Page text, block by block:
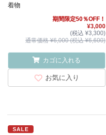
着物
期間限定50％OFF！
¥3,000
(税込 ¥3,300)
通常価格 ¥6,000 (税込 ¥6,600)
カゴに入れる
お気に入り
SALE